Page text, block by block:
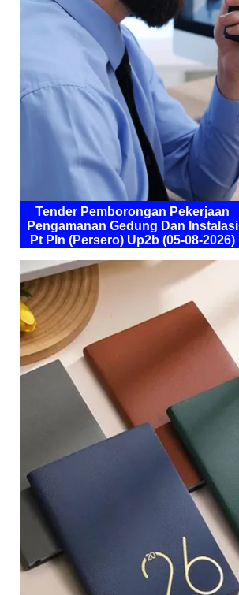
Tender Pemborongan Pekerjaan
Pengamanan Gedung Dan Instalasi
Pt Pln (Persero) Up2b (05-08-2026)